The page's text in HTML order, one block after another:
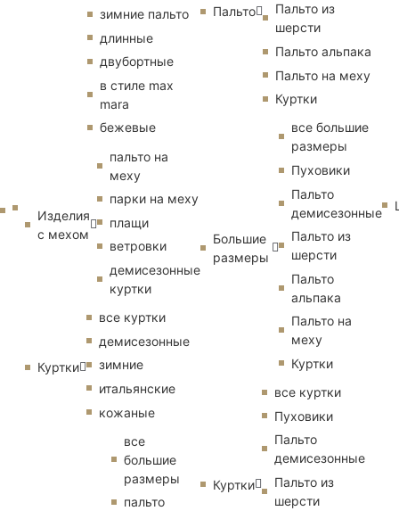
зимние пальто
длинные
двубортные
в стиле max
mara
бежевые
Изделия
с мехом
пальто на
меху
парки на меху
плащи
ветровки
демисезонные
куртки
Куртки
все куртки
демисезонные
зимние
итальянские
кожаные
все
большие
размеры
пальто
Пальто
Пальто из
шерсти
Пальто альпака
Пальто на меху
Куртки
Большие
размеры
все большие
размеры
Пуховики
Пальто
демисезонные
Пальто из
шерсти
Пальто
альпака
Пальто на
меху
Куртки
Куртки
все куртки
Пуховики
Пальто
демисезонные
Пальто из
шерсти